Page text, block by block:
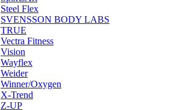
Steel Flex
SVENSSON BODY LABS
TRUE
Vectra Fitness
Vision
Wayflex
Weider
Winner/Oxygen
X-Trend
Z-UP